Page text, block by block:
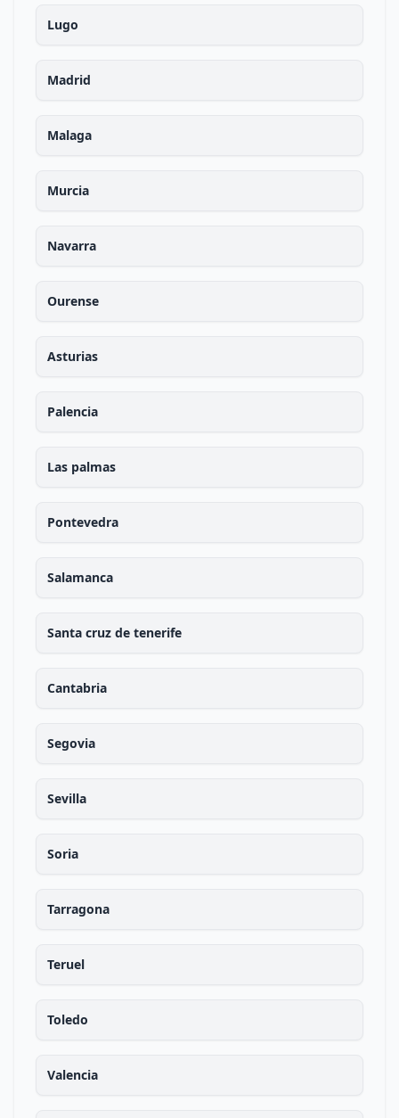
Lugo
Madrid
Malaga
Murcia
Navarra
Ourense
Asturias
Palencia
Las palmas
Pontevedra
Salamanca
Santa cruz de tenerife
Cantabria
Segovia
Sevilla
Soria
Tarragona
Teruel
Toledo
Valencia